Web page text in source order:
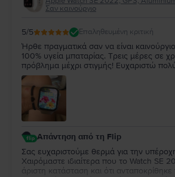
Σαν καινούργιο
5/5 Επαληθευμένη κριτική
Ήρθε πραγματικά σαν να είναι
100% υγεία μπαταρίας. Τρεις μέρες σε
πρόβλημα μέχρι στιγμής! Ευχαριστώ
Απάντηση από τη Flip
Σας ευχαριστούμε θερμά για την
Χαιρόμαστε ιδιαίτερα που το Watch SE
άριστη κατάσταση και ότι